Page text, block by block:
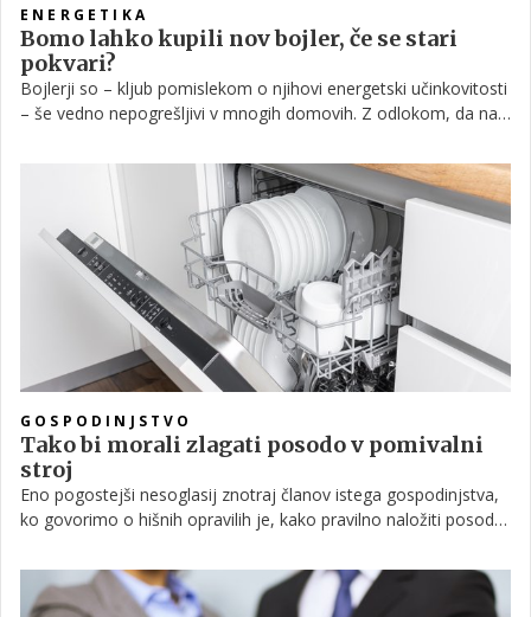
ENERGETIKA
Bomo lahko kupili nov bojler, če se stari
pokvari?
Bojlerji so – kljub pomislekom o njihovi energetski učinkovitosti
– še vedno nepogrešljivi v mnogih domovih. Z odlokom, da naj
marsikdo znašel pred dilemo, kaj storiti, če se ta pokvari.
Poglejmo, kateri so znaki, na katere moramo biti pozorni, saj
nakazujejo na to, da se bo ta v kratkem poslovil.
GOSPODINJSTVO
Tako bi morali zlagati posodo v pomivalni
stroj
Eno pogostejši nesoglasij znotraj članov istega gospodinjstva,
ko govorimo o hišnih opravilih je, kako pravilno naložiti posodo
da je njihov način najboljši in edini pravilen, ali pa med tiste, ki
menijo, da bi moral pomivalni stroj posodo oprati brezhibno, ne